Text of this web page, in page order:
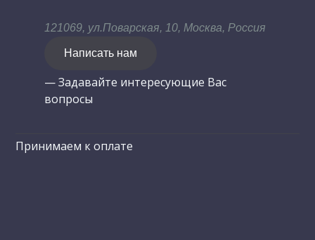
121069, ул.Поварская, 10, Москва, Россия
Написать нам
— Задавайте интересующие Вас
вопросы
Принимаем к оплате